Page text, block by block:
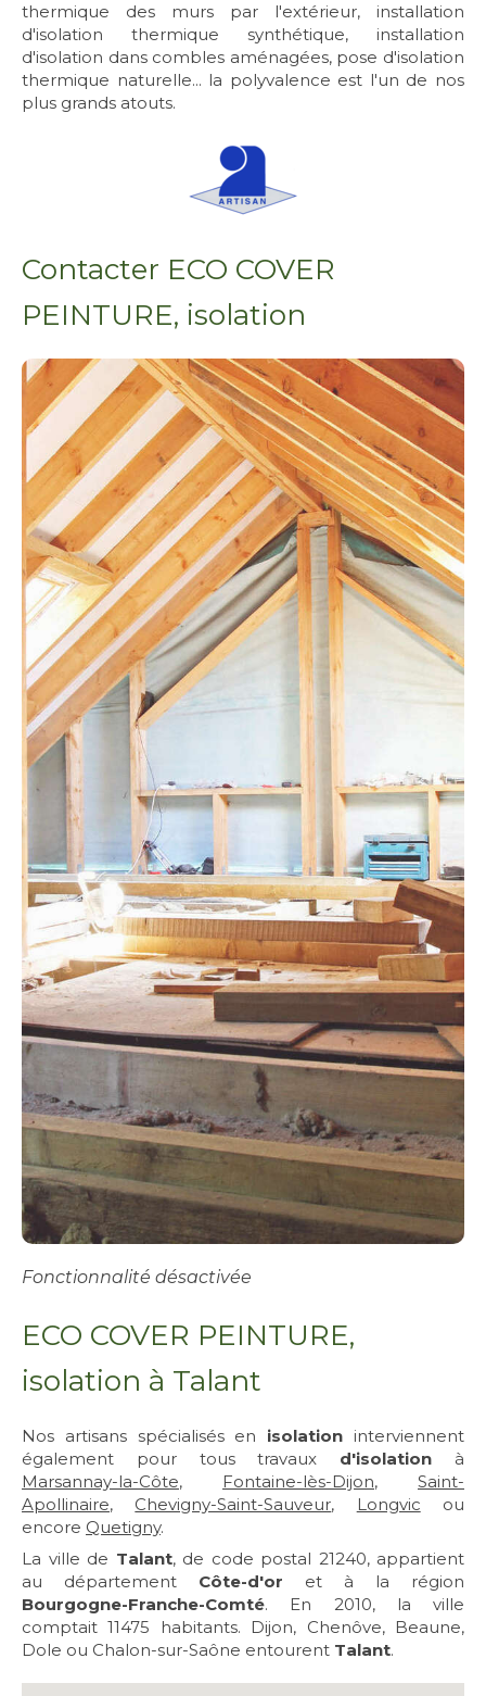
thermique des murs par l'extérieur, installation
d'isolation thermique synthétique, installation
d'isolation dans combles aménagées, pose d'isolation
thermique naturelle... la polyvalence est l'un de nos
plus grands atouts.
Contacter ECO COVER
PEINTURE, isolation
Fonctionnalité désactivée
ECO COVER PEINTURE,
isolation à Talant
Nos artisans spécialisés en isolation interviennent
également pour tous travaux d'isolation à
Marsannay-la-Côte, Fontaine-lès-Dijon, Saint-
Apollinaire, Chevigny-Saint-Sauveur, Longvic ou
encore Quetigny.
La ville de Talant, de code postal 21240, appartient
au département Côte-d'or et à la région
Bourgogne-Franche-Comté. En 2010, la ville
comptait 11475 habitants. Dijon, Chenôve, Beaune,
Dole ou Chalon-sur-Saône entourent Talant.